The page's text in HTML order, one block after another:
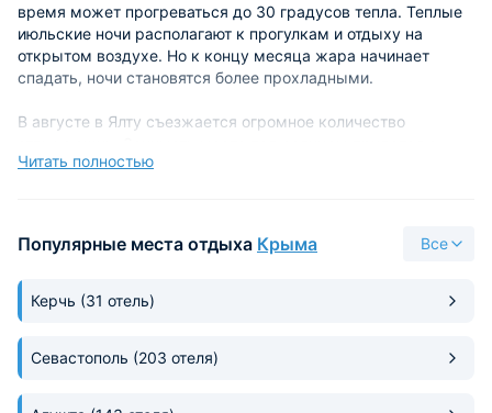
время может прогреваться до 30 градусов тепла. Теплые
июльские ночи располагают к прогулкам и отдыху на
открытом воздухе. Но к концу месяца жара начинает
спадать, ночи становятся более прохладными.
В августе в Ялту съезжается огромное количество
раннего утра. Пляжи переполнены. При желании и
значительно сокращается.
В августе отмечается день города. Торжество назначается
на вторые выходные месяца. По всему городу
организуются праздничные мероприятия. По улицам
шествует карнавальная процессия. На многочисленных
открытых площадках выступают музыкальные
молодежные коллективы. Конец праздника знаменуется
Читать полностью
Популярные места отдыха Крыма Все
Керчь (31 отель)
Севастополь (203 отеля)